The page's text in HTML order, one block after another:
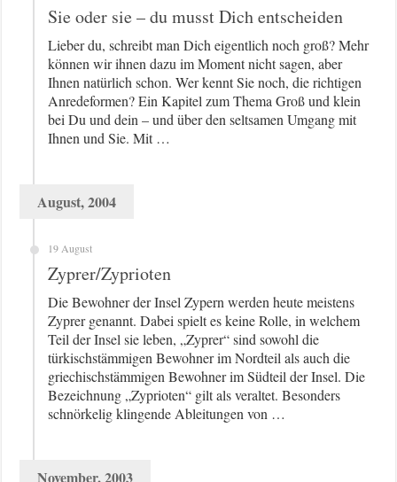
Sie oder sie – du musst Dich entscheiden
Lieber du, schreibt man Dich eigentlich noch groß? Mehr
können wir ihnen dazu im Moment nicht sagen, aber
Ihnen natürlich schon. Wer kennt Sie noch, die richtigen
Anredeformen? Ein Kapitel zum Thema Groß und klein
bei Du und dein – und über den seltsamen Umgang mit
Ihnen und Sie. Mit …
August, 2004
19 August
Zyprer/Zyprioten
Die Bewohner der Insel Zypern werden heute meistens
Zyprer genannt. Dabei spielt es keine Rolle, in welchem
Teil der Insel sie leben, „Zyprer“ sind sowohl die
türkischstämmigen Bewohner im Nordteil als auch die
griechischstämmigen Bewohner im Südteil der Insel. Die
Bezeichnung „Zyprioten“ gilt als veraltet. Besonders
schnörkelig klingende Ableitungen von …
November, 2003